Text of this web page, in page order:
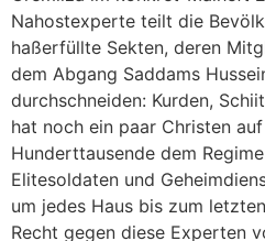
Nahostexperte teilt die
haßerfüllte Sekten, deren
dem Abgang Saddams
durchschneiden: Kurden,
hat noch ein paar Christen
Hunderttausende dem
Elitesoldaten und
um jedes Haus bis zum
Recht gegen diese Experten